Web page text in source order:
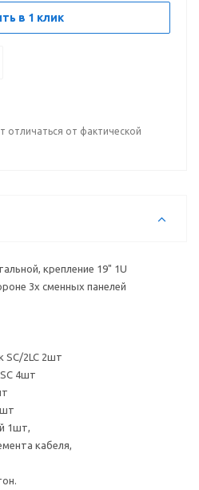
в 1 клик
отличаться от фактической
крепление 19" 1U
3х сменных панелей
SC/2LC 2шт
4шт
1шт,
кабеля,